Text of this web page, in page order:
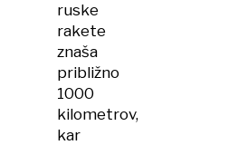
ruske
rakete
znaša
približno
1000
kilometrov,
kar